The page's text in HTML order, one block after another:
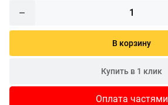
В корзину
Купить в 1 клик
Оплата частями